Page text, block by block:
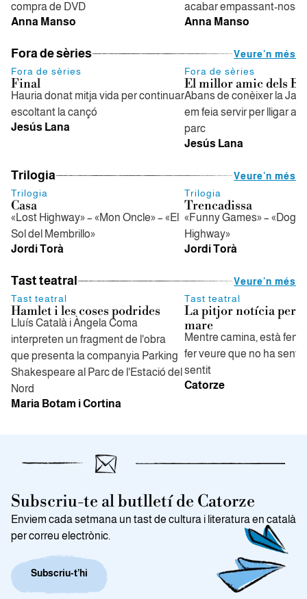
compra de DVD
Anna Manso
acabar empassant-nos-
Anna Manso
Fora de sèries
Veure'n més
Fora de sèries
Final
Hauria donat mitja vida per continuar
escoltant la cançó
Jesús Lana
Fora de sèries
El millor amic dels
Abans de conèixer la
em feia servir per lligar
parc
Jesús Lana
Trilogia
Veure'n més
Trilogia
Casa
«Lost Highway» – «Mon Oncle» – «El
Sol del Membrillo»
Jordi Torà
Trilogia
Trencadissa
«Funny Games» –
Highway»
Jordi Torà
Tast teatral
Veure'n més
Tast teatral
Hamlet i les coses podrides
Lluís Català i Àngela Coma
interpreten un fragment de l'obra
que presenta la companyia Parking
Shakespeare al Parc de l'Estació del
Nord
Maria Botam i Cortina
Tast teatral
La pitjor notícia per a
mare
Mentre camina, està fent
fer veure que no ha sentit
sentit
Catorze
Subscriu-te al butlletí de Catorze
Enviem cada setmana un tast de cultura i literatura en català
per correu electrònic.
Subscriu-t’hi